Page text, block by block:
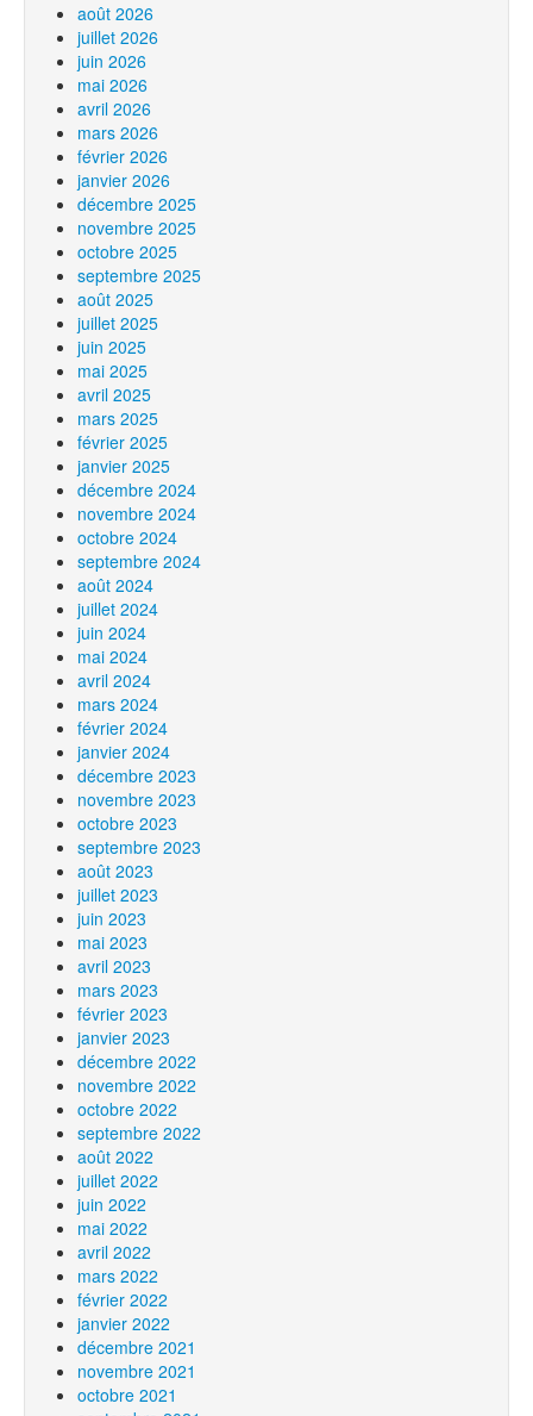
août 2026
juillet 2026
juin 2026
mai 2026
avril 2026
mars 2026
février 2026
janvier 2026
décembre 2025
novembre 2025
octobre 2025
septembre 2025
août 2025
juillet 2025
juin 2025
mai 2025
avril 2025
mars 2025
février 2025
janvier 2025
décembre 2024
novembre 2024
octobre 2024
septembre 2024
août 2024
juillet 2024
juin 2024
mai 2024
avril 2024
mars 2024
février 2024
janvier 2024
décembre 2023
novembre 2023
octobre 2023
septembre 2023
août 2023
juillet 2023
juin 2023
mai 2023
avril 2023
mars 2023
février 2023
janvier 2023
décembre 2022
novembre 2022
octobre 2022
septembre 2022
août 2022
juillet 2022
juin 2022
mai 2022
avril 2022
mars 2022
février 2022
janvier 2022
décembre 2021
novembre 2021
octobre 2021